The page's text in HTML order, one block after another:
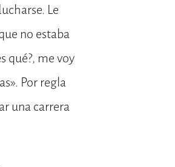
Le
no estaba
qué?, me voy
Por regla
una carrera